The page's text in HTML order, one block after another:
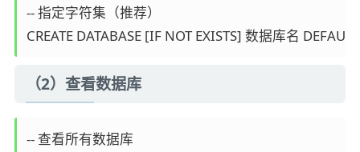
-- 指定字符集（推荐）
CREATE DATABASE [IF NOT EXISTS] 数据库名
（2）查看数据库
-- 查看所有数据库